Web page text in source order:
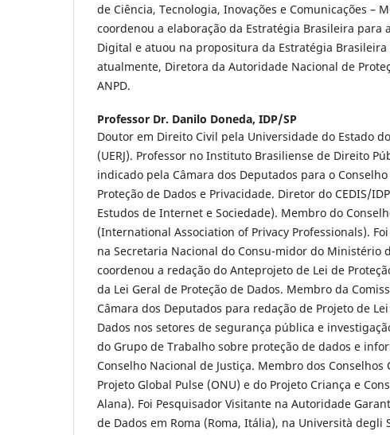
de Ciência, Tecnologia, Inovações e Comunicações –
coordenou a elaboração da Estratégia Brasileira para
Digital e atuou na propositura da Estratégia Brasileira
atualmente, Diretora da Autoridade Nacional de
ANPD.
Professor Dr. Danilo Doneda, IDP/SP
Doutor em Direito Civil pela Universidade do Estado
(UERJ). Professor no Instituto Brasiliense de Direito
indicado pela Câmara dos Deputados para o
Proteção de Dados e Privacidade. Diretor do CEDIS/
Estudos de Internet e Sociedade). Membro do
(International Association of Privacy Professionals).
na Secretaria Nacional do Consu-midor do Ministério
coordenou a redação do Anteprojeto de Lei de
da Lei Geral de Proteção de Dados. Membro da
Câmara dos Deputados para redação de Projeto de
Dados nos setores de segurança pública e
do Grupo de Trabalho sobre proteção de dados e
Conselho Nacional de Justiça. Membro dos Conselhos
Projeto Global Pulse (ONU) e do Projeto Criança e
Alana). Foi Pesquisador Visitante na Autoridade
de Dados em Roma (Roma, Itália), na Università degli